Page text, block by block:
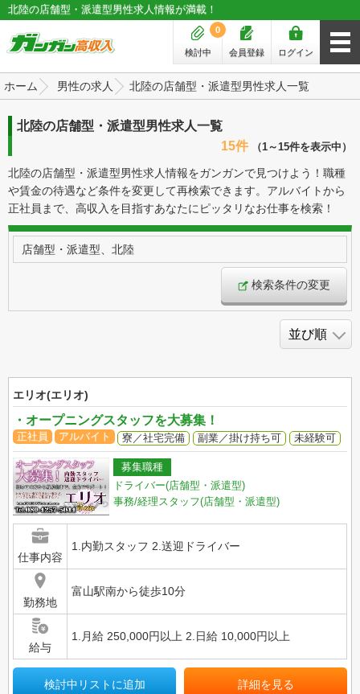
北陸の店舗型・派遣型男性求人情報が満載！
ログイン
会員登録
検討中
0
ホーム 男性の求人 北陸の店舗型・派遣型男性求人一覧
北陸の店舗型・派遣型男性求人一覧
15件
（1～15件を表示中）
北陸の店舗型・派遣型男性求人情報をガンガンで見つけよう！職種
や賃金の待遇など条件を変更して再検索できます。アルバイトから
正社員まで、高収入を目指すあなたにピッタリなお仕事を検索！
店舗型・派遣型、北陸
検索条件の変更
エリオ(エリオ)
・オープニングスタッフを大募集！
正社員 アルバイト 寮／社宅完備 副業／掛け持ち可 未経験可
募集職種
ドライバー(店舗型・派遣型)
事務/経理スタッフ(店舗型・派遣型)
仕事内容
1.内勤スタッフ 2.送迎ドライバー
勤務地
富山駅南から徒歩10分
給与
1.月給 250,000円以上 2.日給 10,000円以上
検討中リストに追加 詳細を見る